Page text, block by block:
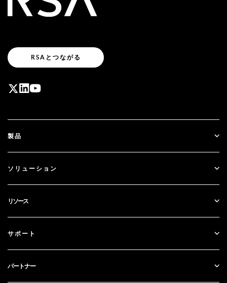
RSAとつながる
製品
SecurID
ソリューション
多要素認証
金融サービス
リソース
ブログ
サポート
カスタマー・サポート
パートナー